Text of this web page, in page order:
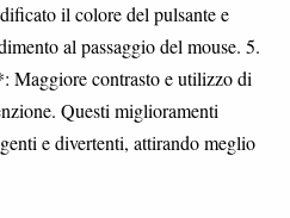
il colore del pulsante e
al passaggio del mouse. 5.
Maggiore contrasto e utilizzo di
Questi miglioramenti
e divertenti, attirando meglio